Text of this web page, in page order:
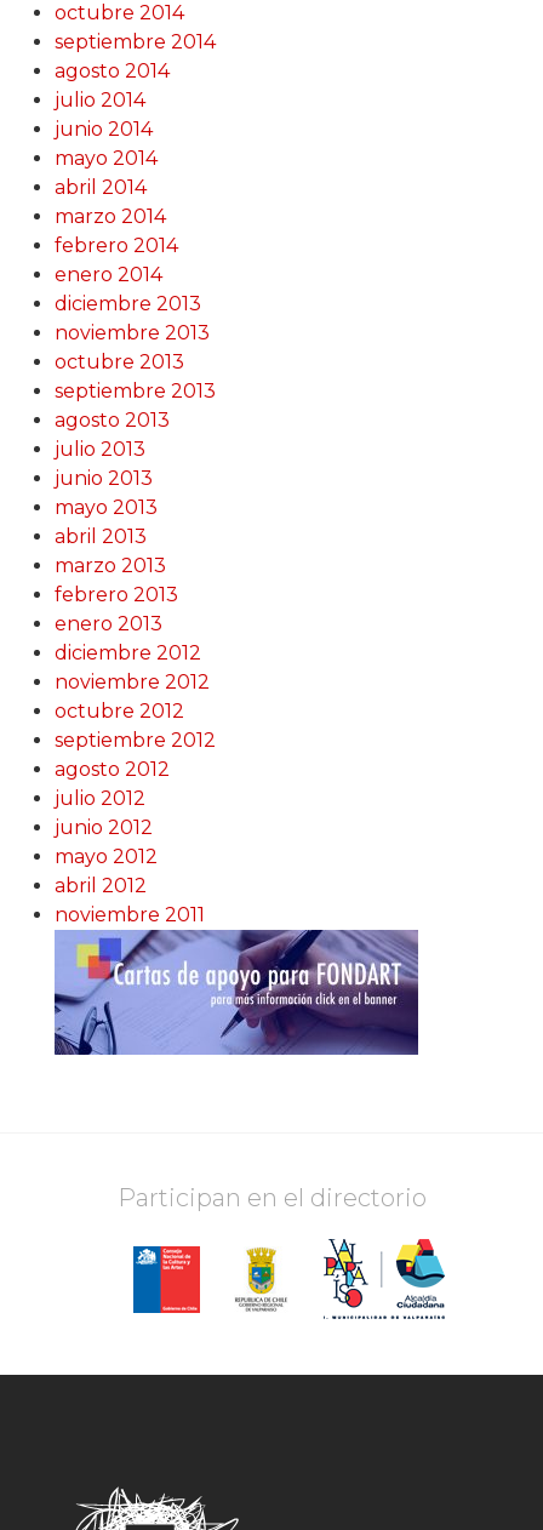
octubre 2014
septiembre 2014
agosto 2014
julio 2014
junio 2014
mayo 2014
abril 2014
marzo 2014
febrero 2014
enero 2014
diciembre 2013
noviembre 2013
octubre 2013
septiembre 2013
agosto 2013
julio 2013
junio 2013
mayo 2013
abril 2013
marzo 2013
febrero 2013
enero 2013
diciembre 2012
noviembre 2012
octubre 2012
septiembre 2012
agosto 2012
julio 2012
junio 2012
mayo 2012
abril 2012
noviembre 2011
Participan en el directorio